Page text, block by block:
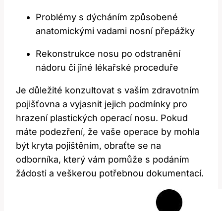
Problémy​ s dýcháním způsobené​
anatomickými vadami nosní ‌přepážky
Rekonstrukce nosu po odstranění
nádoru či jiné‌ lékařské proceduře
Je důležité konzultovat s ‌vaším zdravotním
pojišťovna a vyjasnit ⁢jejich podmínky ‌pro
hrazení plastických ‍operací nosu. Pokud​
máte podezření, že⁢ vaše⁢ operace by mohla
být kryta‌ pojištěním, obraťte se ⁢na
odborníka, který vám pomůže s podáním
‌žádosti⁤ a veškerou potřebnou‌ dokumentací.